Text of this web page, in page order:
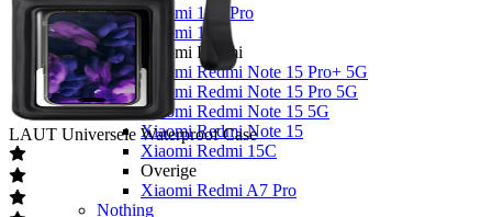
Xiaomi 15T Pro
Xiaomi 15T
Xiaomi Redmi
Xiaomi Redmi Note 15 Pro+ 5G
Xiaomi Redmi Note 15 Pro 5G
Xiaomi Redmi Note 15 5G
Xiaomi Redmi Note 15
Xiaomi Redmi 15C
Overige
Xiaomi Redmi A7 Pro
Nothing
LAUT Universele Waterproof Case